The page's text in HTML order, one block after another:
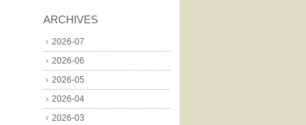
ARCHIVES
2026-07
2026-06
2026-05
2026-04
2026-03